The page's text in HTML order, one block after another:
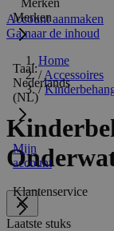
Merken
Taal:
Nederlands
(NL)
Mijn
account
Klantenservice
Account aanmaken
Ga naar de inhoud
Home
/ Accessoires
/
Laatste stuks